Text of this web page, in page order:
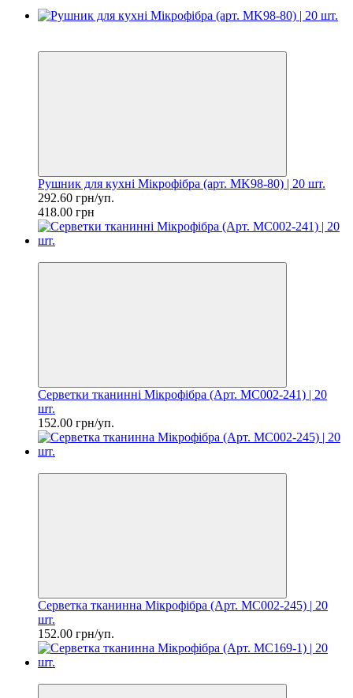
Рушник для кухні Мікрофібра (арт. MK98-80) | 20 шт.
292.60 грн/уп.
418.00 грн
Серветки тканинні Мікрофібра (Арт. MC002-241) | 20
шт.
152.00 грн/уп.
Серветка тканинна Мікрофібра (Арт. MC002-245) | 20
шт.
152.00 грн/уп.